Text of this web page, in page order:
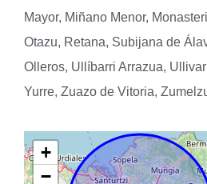
Mayor, Miñano Menor,
Otazu, Retana, Subijana de
Olleros, Ullíbarri Arrazua,
Yurre, Zuazo de Vitoria,